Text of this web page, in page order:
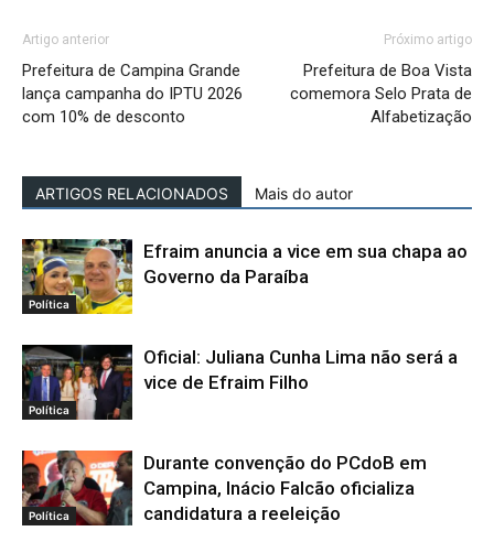
Artigo anterior
Prefeitura de Campina Grande
lança campanha do IPTU 2026
com 10% de desconto
Próximo artigo
Prefeitura de Boa Vista
comemora Selo Prata de
Alfabetização
ARTIGOS RELACIONADOS Mais do autor
Política
Efraim anuncia a vice em sua chapa ao
Governo da Paraíba
Política
Oficial: Juliana Cunha Lima não será a
vice de Efraim Filho
Política
Durante convenção do PCdoB em
Campina, Inácio Falcão oficializa
candidatura a reeleição